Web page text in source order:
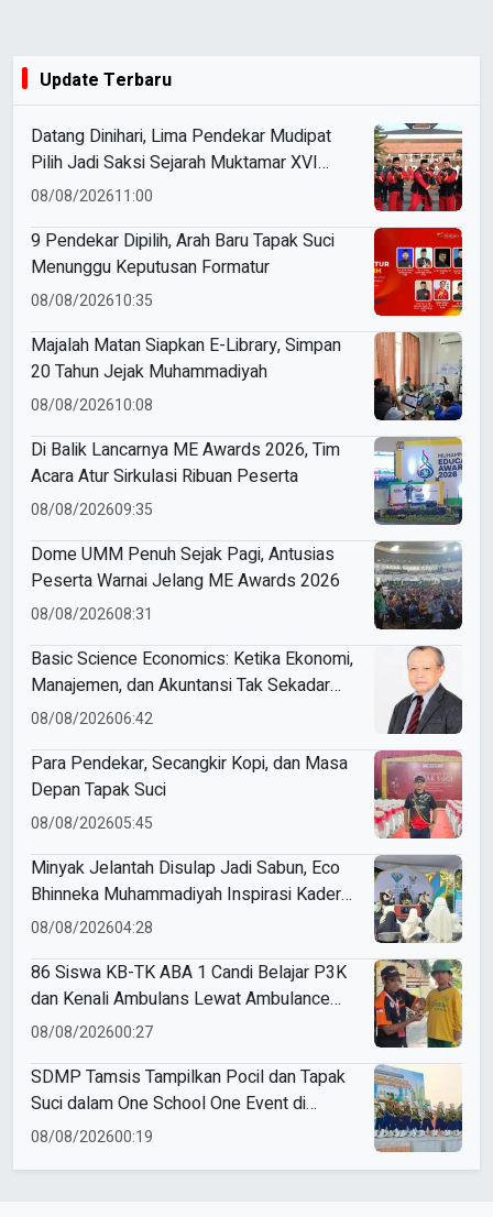
Update Terbaru
Datang Dinihari, Lima Pendekar Mudipat
Pilih Jadi Saksi Sejarah Muktamar XVI
Tapak Suci
08/08/202611:00
9 Pendekar Dipilih, Arah Baru Tapak Suci
Menunggu Keputusan Formatur
08/08/202610:35
Majalah Matan Siapkan E-Library, Simpan
20 Tahun Jejak Muhammadiyah
08/08/202610:08
Di Balik Lancarnya ME Awards 2026, Tim
Acara Atur Sirkulasi Ribuan Peserta
08/08/202609:35
Dome UMM Penuh Sejak Pagi, Antusias
Peserta Warnai Jelang ME Awards 2026
08/08/202608:31
Basic Science Economics: Ketika Ekonomi,
Manajemen, dan Akuntansi Tak Sekadar
Bicara Angka
08/08/202606:42
Para Pendekar, Secangkir Kopi, dan Masa
Depan Tapak Suci
08/08/202605:45
Minyak Jelantah Disulap Jadi Sabun, Eco
Bhinneka Muhammadiyah Inspirasi Kader
Nasyiatul Aisyiyah
08/08/202604:28
86 Siswa KB-TK ABA 1 Candi Belajar P3K
dan Kenali Ambulans Lewat Ambulance
Goes to Schools
08/08/202600:27
SDMP Tamsis Tampilkan Pocil dan Tapak
Suci dalam One School One Event di
Mojokerto
08/08/202600:19